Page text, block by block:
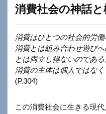
消費社会の神話と
消費はひとつの社会的労働
消費とは組み合わせ遊び
とは両立し得ないのである
消費の主体は個人ではな
(P.304)
この消費社会に生きる現